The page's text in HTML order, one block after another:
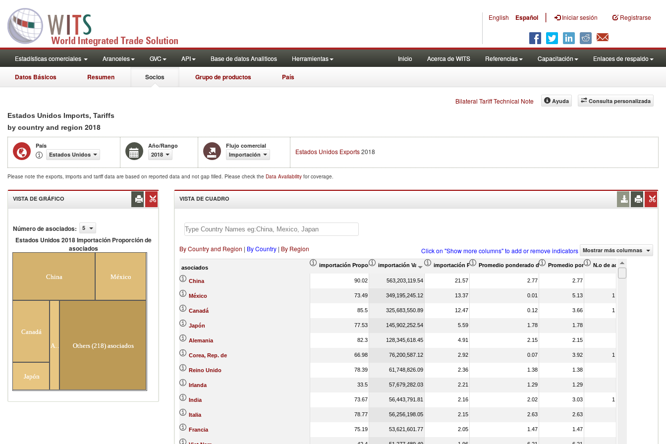
English Español | Iniciar sesión Registrarse
Estadísticas comerciales Aranceles GVC API Base de datos Analiticos Herramientas Inicio Acerca de WITS Referencias Capacitación Enlaces de respaldo
Datos Básicos Resumen Socios Grupo de productos País
Bilateral Tariff Technical Note Consulta personalizada
Ayuda
Estados Unidos Imports, Tariffs
by country and region 2018
País
Estados Unidos
Año/Rango
2018
Flujo comercial
Importación
Estados Unidos Exports2018
Please note the exports, imports and tariff data are based on reported data and not gap filled. Please check the Data Availability for coverage.
VISTA DE GRÁFICO
Número de asociados: 5
Estados Unidos 2018 Importación Proporción de
asociados
China México
Canadá
Japón
Others (218) asociados
VISTA DE CUADRO
By Country and Region | By Country | By Region Click on "Show more columns" to add or remove indicators Mostrar más columnas
asociados importación Proporción en el total de productos (%)
importación Valor del comercio (en miles de US$)
importación Proporción de asociados (%)
Promedio ponderado de aranceles efectivamente aplicados (%)
Promedio ponderado de aranceles NMF (%)
N.o de acuerdos
China 90.02 563,203,119.54 21.57 2.77 2.77
México 73.49 349,195,245.12 13.37 0.01 5.13 1
Canadá 85.5 325,683,550.89 12.47 0.12 3.66 1
Japón 77.53 145,902,252.54 5.59 1.78 1.78
Alemania 82.3 128,345,618.45 4.91 2.15 2.15
Corea, Rep. de 66.98 76,200,587.12 2.92 0.07 3.92 1
Reino Unido 78.39 61,748,826.09 2.36 1.38 1.38
Irlanda 33.5 57,679,282.03 2.21 1.29 1.29
India 73.67 56,443,791.81 2.16 2.02 3.03 1
Italia 78.77 56,256,198.05 2.15 2.63 2.63
Francia 75.19 53,621,601.77 2.05 1.47 1.47